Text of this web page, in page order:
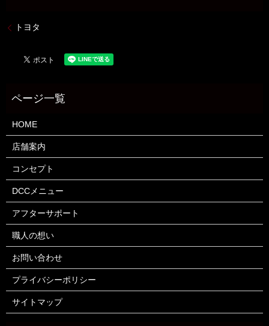
トヨタ
HOME
店舗案内
コンセプト
DCCメニュー
アフターサポート
職人の想い
お問い合わせ
プライバシーポリシー
サイトマップ